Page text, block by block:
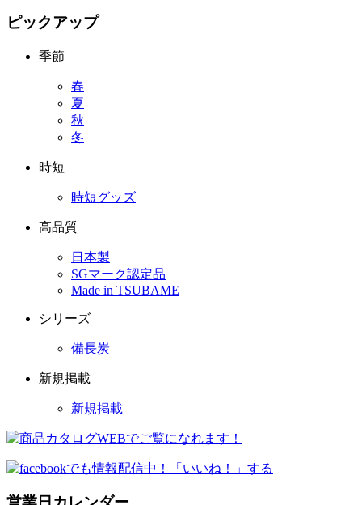
ピックアップ
季節
春
夏
秋
冬
時短
時短グッズ
高品質
日本製
SGマーク認定品
Made in TSUBAME
シリーズ
備長炭
新規掲載
新規掲載